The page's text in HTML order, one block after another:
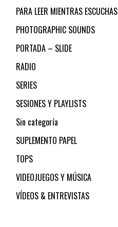
PARA LEER MIENTRAS ESCUCHAS
PHOTOGRAPHIC SOUNDS
PORTADA – SLIDE
RADIO
SERIES
SESIONES Y PLAYLISTS
Sin categoría
SUPLEMENTO PAPEL
TOPS
VIDEOJUEGOS Y MÚSICA
VÍDEOS & ENTREVISTAS